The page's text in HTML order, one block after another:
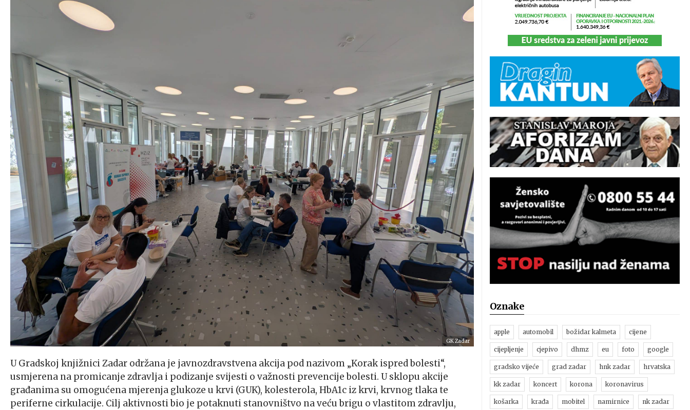
GK Zadar
U Gradskoj knjižnici Zadar održana je javnozdravstvena akcija pod nazivom „Korak ispred bolesti“,
usmjerena na promicanje zdravlja i podizanje svijesti o važnosti prevencije bolesti. U sklopu akcije
građanima su omogućena mjerenja glukoze u krvi (GUK), kolesterola, HbA1c iz krvi, krvnog tlaka te
periferne cirkulacije. Cilj aktivnosti bio je potaknuti stanovništvo na veću brigu o vlastitom zdravlju,
Oznake
apple automobil božidar kalmeta cijene
cijepljenje cjepivo dhmz eu foto google
gradsko vijeće grad zadar hnk zadar hrvatska
kk zadar koncert korona koronavirus
košarka krađa mobitel namirnice nk zadar